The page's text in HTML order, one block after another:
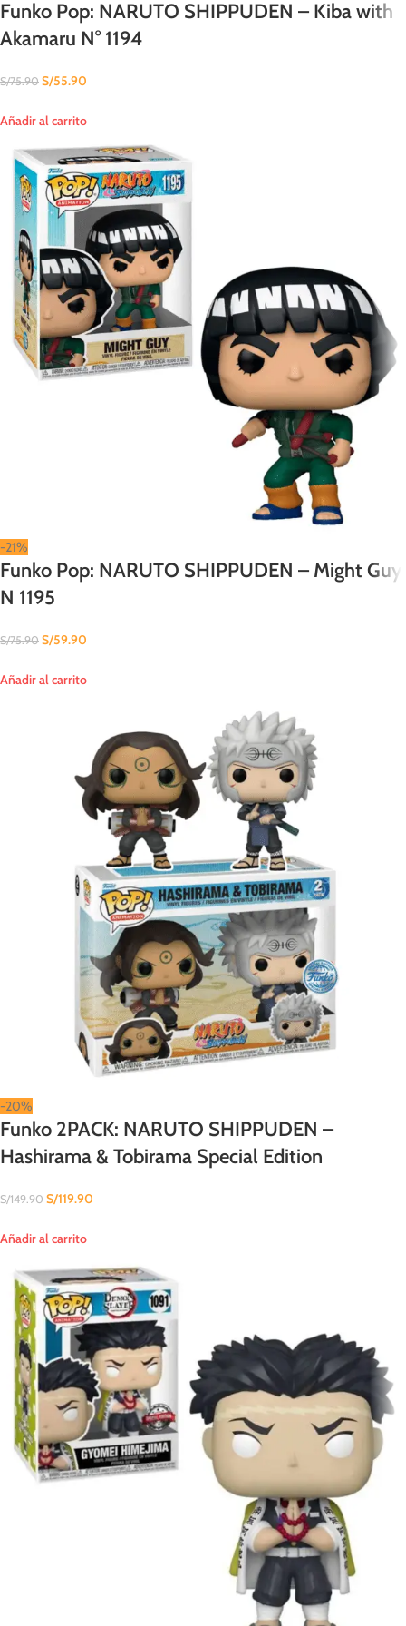
Funko Pop: NARUTO SHIPPUDEN – Kiba with
Akamaru N° 1194
S/75.90 S/55.90
Añadir al carrito
-21%
Funko Pop: NARUTO SHIPPUDEN – Might Guy
N 1195
S/75.90 S/59.90
Añadir al carrito
-20%
Funko 2PACK: NARUTO SHIPPUDEN –
Hashirama & Tobirama Special Edition
S/149.90 S/119.90
Añadir al carrito